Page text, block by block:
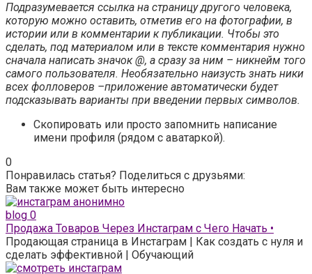
Подразумевается ссылка на страницу другого человека,
которую можно оставить, отметив его на фотографии, в
истории или в комментарии к публикации. Чтобы это
сделать, под материалом или в тексте комментария нужно
сначала написать значок @, а сразу за ним – никнейм того
самого пользователя. Необязательно наизусть знать ники
всех фолловеров –приложение автоматически будет
подсказывать варианты при введении первых символов.
Скопировать или просто запомнить написание
имени профиля (рядом с аватаркой).
0
Понравилась статья? Поделиться с друзьями:
Вам также может быть интересно
blog 0
Продажа Товаров Через Инстаграм с Чего Начать •
Продающая страница в Инстаграм | Как создать с нуля и
сделать эффективной | Обучающий